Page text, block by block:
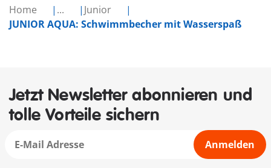
Home ...
Junior
JUNIOR AQUA: Schwimmbecher mit Wasserspaß
Jetzt Newsletter abonnieren und
tolle Vorteile sichern
Anmelden